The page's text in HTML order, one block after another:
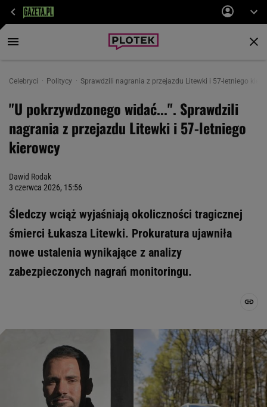
Celebryci Politycy Sprawdzili nagrania z przejazdu Litewki i 57-letniego
"U pokrzywdzonego widać...". Sprawdzili
nagrania z przejazdu Litewki i 57-letniego
kierowcy
Dawid Rodak
3 czerwca 2026, 15:56
Śledczy wciąż wyjaśniają okoliczności tragicznej
śmierci Łukasza Litewki. Prokuratura ujawniła
nowe ustalenia wynikające z analizy
zabezpieczonych nagrań monitoringu.